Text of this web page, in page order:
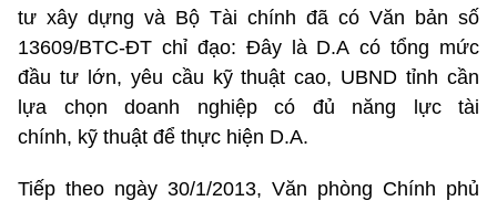
tư xây dựng và Bộ Tài chính đã có Văn bản số
13609/BTC-ĐT chỉ đạo: Đây là D.A có tổng mức
đầu tư lớn, yêu cầu kỹ thuật cao, UBND tỉnh cần
lựa chọn doanh nghiệp có đủ năng lực tài
chính, kỹ thuật để thực hiện D.A.
Tiếp theo ngày 30/1/2013, Văn phòng Chính phủ